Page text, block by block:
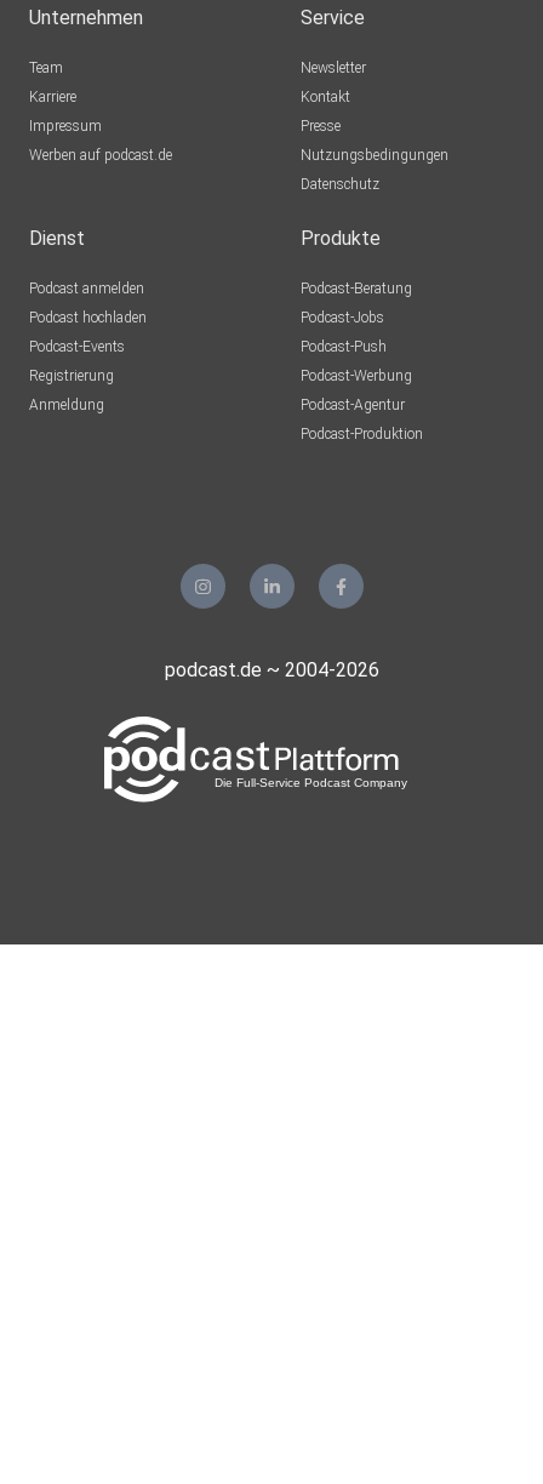
Unternehmen
Team
Karriere
Impressum
Werben auf podcast.de
Service
Newsletter
Kontakt
Presse
Nutzungsbedingungen
Datenschutz
Dienst
Podcast anmelden
Podcast hochladen
Podcast-Events
Registrierung
Anmeldung
Produkte
Podcast-Beratung
Podcast-Jobs
Podcast-Push
Podcast-Werbung
Podcast-Agentur
Podcast-Produktion
podcast.de ~ 2004-2026